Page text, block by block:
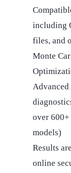
including
files, and
Monte
over
models)
Results
online